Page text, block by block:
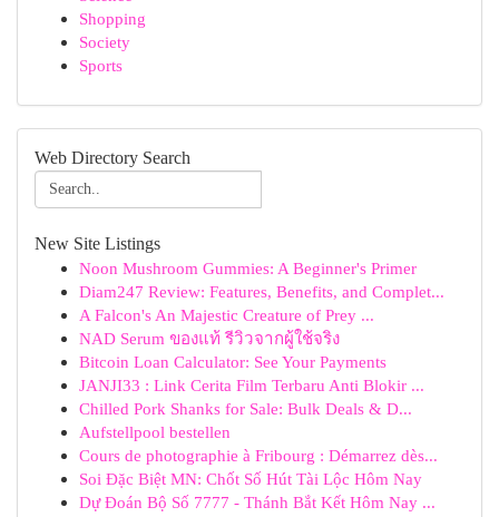
Shopping
Society
Sports
Web Directory Search
New Site Listings
Noon Mushroom Gummies: A Beginner's Primer
Diam247 Review: Features, Benefits, and Complet...
A Falcon's An Majestic Creature of Prey ...
NAD Serum ของแท้ รีวิวจากผู้ใช้จริง
Bitcoin Loan Calculator: See Your Payments
JANJI33 : Link Cerita Film Terbaru Anti Blokir ...
Chilled Pork Shanks for Sale: Bulk Deals & D...
Aufstellpool bestellen
Cours de photographie à Fribourg : Démarrez dès...
Soi Đặc Biệt MN: Chốt Số Hút Tài Lộc Hôm Nay
Dự Đoán Bộ Số 7777 - Thánh Bắt Kết Hôm Nay ...